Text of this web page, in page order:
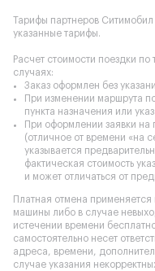
Тарифы партнеров Ситимобил
указанные тарифы.
Расчет стоимости поездки
случаях:
Заказ оформлен без
При изменении маршрута
пункта назначения или
При оформлении заявки
(отличное от времени «на
указывается
фактическая стоимость
и может отличаться от
Платная отмена
машины либо в случае
истечении времени
самостоятельно несет
адреса, времени,
случае указания